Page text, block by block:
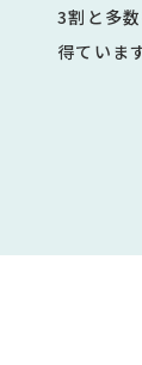
3割と多
得ていま